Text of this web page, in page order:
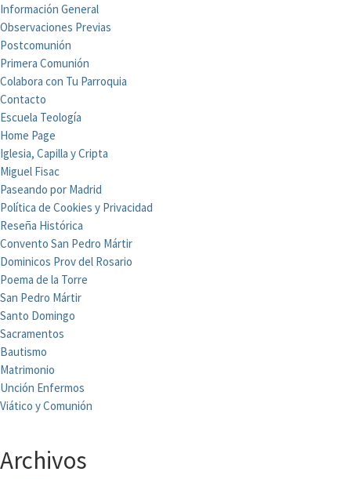
Información General
Observaciones Previas
Postcomunión
Primera Comunión
Colabora con Tu Parroquia
Contacto
Escuela Teología
Home Page
Iglesia, Capilla y Cripta
Miguel Fisac
Paseando por Madrid
Política de Cookies y Privacidad
Reseña Histórica
Convento San Pedro Mártir
Dominicos Prov del Rosario
Poema de la Torre
San Pedro Mártir
Santo Domingo
Sacramentos
Bautismo
Matrimonio
Unción Enfermos
Viático y Comunión
Archivos